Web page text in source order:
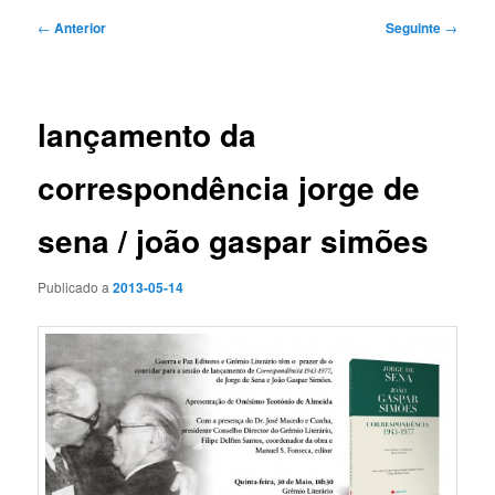
Navegação
← Anterior Seguinte →
lançamento da
correspondência jorge de
sena / joão gaspar simões
Publicado a2013-05-14